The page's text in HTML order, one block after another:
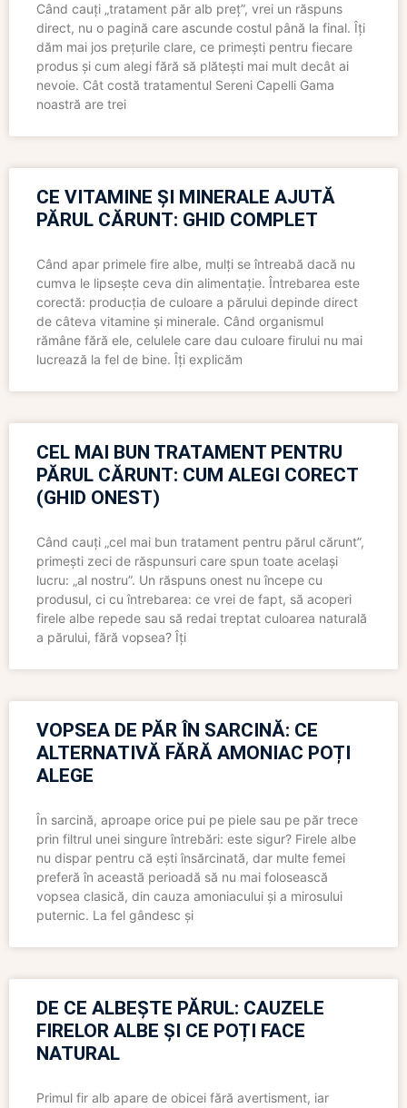
Când cauți „tratament păr alb preț”, vrei un răspuns
direct, nu o pagină care ascunde costul până la final. Îți
dăm mai jos prețurile clare, ce primești pentru fiecare
produs și cum alegi fără să plătești mai mult decât ai
nevoie. Cât costă tratamentul Sereni Capelli Gama
noastră are trei
CE VITAMINE ȘI MINERALE AJUTĂ
PĂRUL CĂRUNT: GHID COMPLET
Când apar primele fire albe, mulți se întreabă dacă nu
cumva le lipsește ceva din alimentație. Întrebarea este
corectă: producția de culoare a părului depinde direct
de câteva vitamine și minerale. Când organismul
rămâne fără ele, celulele care dau culoare firului nu mai
lucrează la fel de bine. Îți explicăm
CEL MAI BUN TRATAMENT PENTRU
PĂRUL CĂRUNT: CUM ALEGI CORECT
(GHID ONEST)
Când cauți „cel mai bun tratament pentru părul cărunt”,
primești zeci de răspunsuri care spun toate același
lucru: „al nostru”. Un răspuns onest nu începe cu
produsul, ci cu întrebarea: ce vrei de fapt, să acoperi
firele albe repede sau să redai treptat culoarea naturală
a părului, fără vopsea? Îți
VOPSEA DE PĂR ÎN SARCINĂ: CE
ALTERNATIVĂ FĂRĂ AMONIAC POȚI
ALEGE
În sarcină, aproape orice pui pe piele sau pe păr trece
prin filtrul unei singure întrebări: este sigur? Firele albe
nu dispar pentru că ești însărcinată, dar multe femei
preferă în această perioadă să nu mai folosească
vopsea clasică, din cauza amoniacului și a mirosului
puternic. La fel gândesc și
DE CE ALBEȘTE PĂRUL: CAUZELE
FIRELOR ALBE ȘI CE POȚI FACE
NATURAL
Primul fir alb apare de obicei fără avertisment, iar